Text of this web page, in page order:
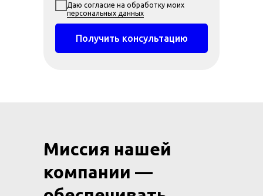
Даю согласие на обработку моих
персональных данных
Получить консультацию
Миссия нашей
компании —